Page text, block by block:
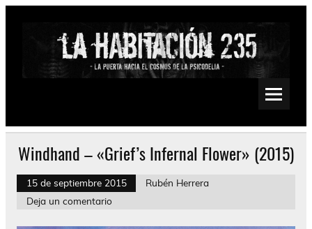
Saltar
Psychedelic, Stoner, Doom, Sludge, Fuzz, Space, Drone
Windhand – «Grief’s Infernal Flower» (2015)
15 de septiembre 2015
Rubén Herrera
Deja un comentario